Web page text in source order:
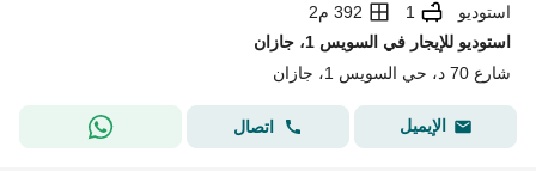
استوديو 1
392 م2
استوديو للإيجار في السويس 1، جازان
شارع 70 د، حي السويس 1، جازان
الإيميل اتصال